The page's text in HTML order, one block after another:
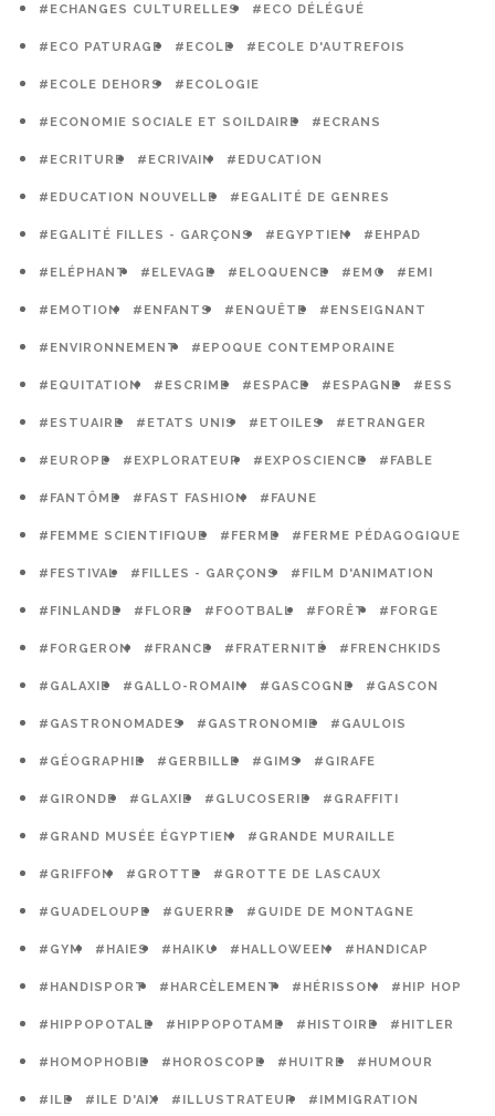
#ECHANGES CULTURELLES #ECO DÉLÉGUÉ
#ECO PATURAGE #ECOLE #ECOLE D'AUTREFOIS
#ECOLE DEHORS #ECOLOGIE
#ECONOMIE SOCIALE ET SOILDAIRE #ECRANS
#ECRITURE #ECRIVAIN #EDUCATION
#EDUCATION NOUVELLE #EGALITÉ DE GENRES
#EGALITÉ FILLES - GARÇONS #EGYPTIEN #EHPAD
#ELÉPHANT #ELEVAGE #ELOQUENCE #EMC #EMI
#EMOTION #ENFANTS #ENQUÊTE #ENSEIGNANT
#ENVIRONNEMENT #EPOQUE CONTEMPORAINE
#EQUITATION #ESCRIME #ESPACE #ESPAGNE #ESS
#ESTUAIRE #ETATS UNIS #ETOILES #ETRANGER
#EUROPE #EXPLORATEUR #EXPOSCIENCE #FABLE
#FANTÔME #FAST FASHION #FAUNE
#FEMME SCIENTIFIQUE #FERME #FERME PÉDAGOGIQUE
#FESTIVAL #FILLES - GARÇONS #FILM D'ANIMATION
#FINLANDE #FLORE #FOOTBALL #FORÊT #FORGE
#FORGERON #FRANCE #FRATERNITÉ #FRENCHKIDS
#GALAXIE #GALLO-ROMAIN #GASCOGNE #GASCON
#GASTRONOMADES #GASTRONOMIE #GAULOIS
#GÉOGRAPHIE #GERBILLE #GIMS #GIRAFE
#GIRONDE #GLAXIE #GLUCOSERIE #GRAFFITI
#GRAND MUSÉE ÉGYPTIEN #GRANDE MURAILLE
#GRIFFON #GROTTE #GROTTE DE LASCAUX
#GUADELOUPE #GUERRE #GUIDE DE MONTAGNE
#GYM #HAIES #HAIKU #HALLOWEEN #HANDICAP
#HANDISPORT #HARCÈLEMENT #HÉRISSON #HIP HOP
#HIPPOPOTALE #HIPPOPOTAME #HISTOIRE #HITLER
#HOMOPHOBIE #HOROSCOPE #HUITRE #HUMOUR
#ILE #ILE D'AIX #ILLUSTRATEUR #IMMIGRATION